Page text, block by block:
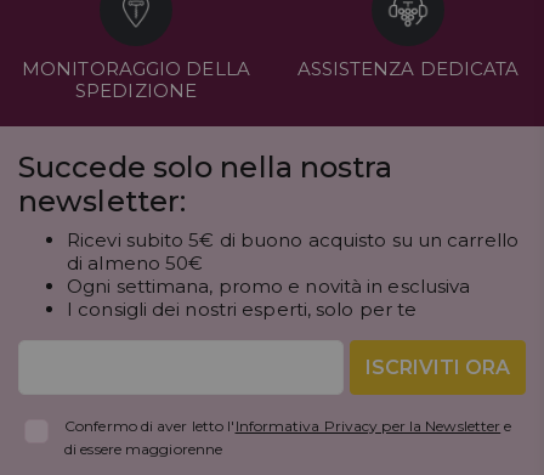
MONITORAGGIO DELLA
SPEDIZIONE
ASSISTENZA DEDICATA
Succede solo nella nostra
newsletter:
Ricevi subito 5€ di buono acquisto su un carrello
di almeno 50€
Ogni settimana, promo e novità in esclusiva
I consigli dei nostri esperti, solo per te
ISCRIVITI ORA
Confermo di aver letto l' Informativa Privacy per la Newsletter e
di essere maggiorenne